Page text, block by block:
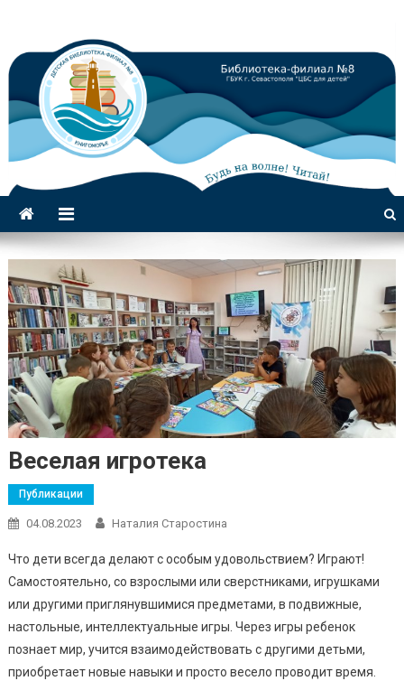
детей
Веселая игротека
Публикации
04.08.2023 Наталия Старостина
Что дети всегда делают с особым удовольствием? Играют!
Самостоятельно, со взрослыми или сверстниками, игрушками
или другими приглянувшимися предметами, в подвижные,
настольные, интеллектуальные игры. Через игры ребенок
познает мир, учится взаимодействовать с другими детьми,
приобретает новые навыки и просто весело проводит время.